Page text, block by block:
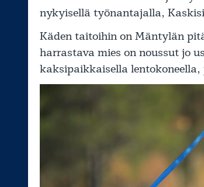
nykyisellä työnantajalla,
Käden taitoihin on Mäntylän
harrastava mies on noussut jo
kaksipaikkaisella